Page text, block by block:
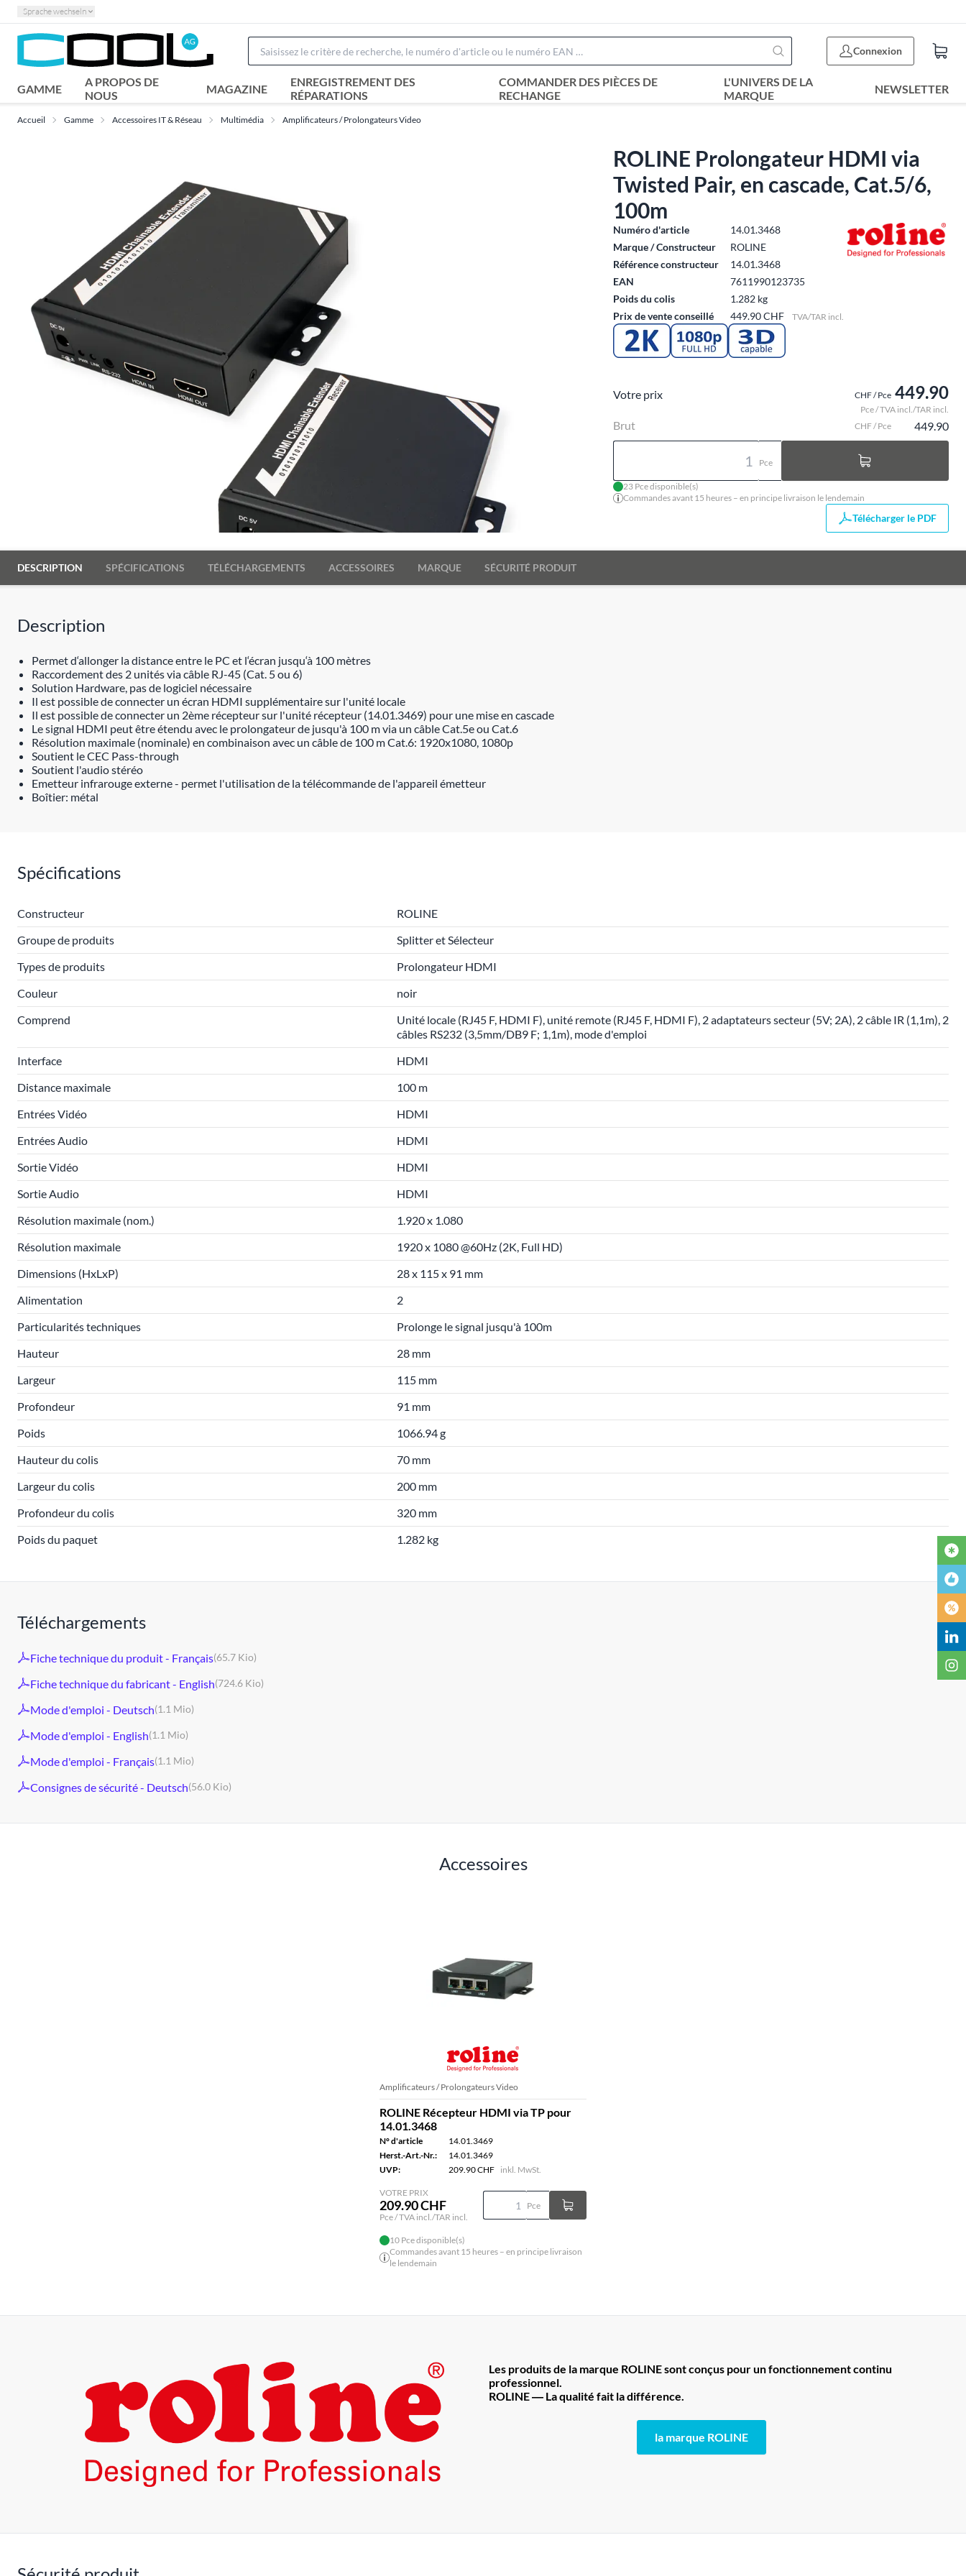
Sprache wechseln
Connexion
GAMME
A PROPOS DE
NOUS
MAGAZINE
ENREGISTREMENT DES
RÉPARATIONS
COMMANDER DES PIÈCES DE
RECHANGE
L'UNIVERS DE LA
MARQUE
NEWSLETTER
Accueil Gamme Accessoires IT & Réseau Multimédia Amplificateurs / Prolongateurs Video
ROLINE Prolongateur HDMI via
Twisted Pair, en cascade, Cat.5/6,
100m
Numéro d'article
14.01.3468
Marque / Constructeur
ROLINE
Référence constructeur
14.01.3468
EAN
7611990123735
Poids du colis
1.282 kg
Prix de vente conseillé
449.90 CHF TVA/TAR incl.
Votre prix CHF / Pce 449.90
Pce / TVA incl./TAR incl.
Brut CHF / Pce 449.90
Pce
23 Pce disponible(s)
Commandes avant 15 heures – en principe livraison le lendemain
Télécharger le PDF
DESCRIPTION SPÉCIFICATIONS TÉLÉCHARGEMENTS ACCESSOIRES MARQUE SÉCURITÉ PRODUIT
Description
Permet d‘allonger la distance entre le PC et l‘écran jusqu‘à 100 mètres
Raccordement des 2 unités via câble RJ-45 (Cat. 5 ou 6)
Solution Hardware, pas de logiciel nécessaire
Il est possible de connecter un écran HDMI supplémentaire sur l'unité locale
Il est possible de connecter un 2ème récepteur sur l'unité récepteur (14.01.3469) pour une mise en cascade
Le signal HDMI peut être étendu avec le prolongateur de jusqu'à 100 m via un câble Cat.5e ou Cat.6
Résolution maximale (nominale) en combinaison avec un câble de 100 m Cat.6: 1920x1080, 1080p
Soutient le CEC Pass-through
Soutient l'audio stéréo
Emetteur infrarouge externe - permet l'utilisation de la télécommande de l'appareil émetteur
Boîtier: métal
Spécifications
Constructeur
ROLINE
Groupe de produits
Splitter et Sélecteur
Types de produits
Prolongateur HDMI
Couleur
noir
Comprend
Unité locale (RJ45 F, HDMI F), unité remote (RJ45 F, HDMI F), 2 adaptateurs secteur (5V; 2A), 2 câble IR (1,1m), 2
câbles RS232 (3,5mm/DB9 F; 1,1m), mode d'emploi
Interface
HDMI
Distance maximale
100 m
Entrées Vidéo
HDMI
Entrées Audio
HDMI
Sortie Vidéo
HDMI
Sortie Audio
HDMI
Résolution maximale (nom.)
1.920 x 1.080
Résolution maximale
1920 x 1080 @60Hz (2K, Full HD)
Dimensions (HxLxP)
28 x 115 x 91 mm
Alimentation
2
Particularités techniques
Prolonge le signal jusqu'à 100m
Hauteur
28 mm
Largeur
115 mm
Profondeur
91 mm
Poids
1066.94 g
Hauteur du colis
70 mm
Largeur du colis
200 mm
Profondeur du colis
320 mm
Poids du paquet
1.282 kg
Téléchargements
Fiche technique du produit - Français(65.7 Kio)
Fiche technique du fabricant - English(724.6 Kio)
Mode d'emploi - Deutsch(1.1 Mio)
Mode d'emploi - English(1.1 Mio)
Mode d'emploi - Français(1.1 Mio)
Consignes de sécurité - Deutsch(56.0 Kio)
Accessoires
Amplificateurs / Prolongateurs Video
ROLINE Récepteur HDMI via TP pour
14.01.3468
N° d'article
14.01.3469
Herst.-Art.-Nr.:
14.01.3469
UVP:
209.90 CHF inkl. MwSt.
VOTRE PRIX
209.90 CHF
Pce / TVA incl./TAR incl.
Pce
10 Pce disponible(s)
Commandes avant 15 heures – en principe livraison
le lendemain
Les produits de la marque ROLINE sont conçus pour un fonctionnement continu
professionnel.
ROLINE ― La qualité fait la différence.
la marque ROLINE